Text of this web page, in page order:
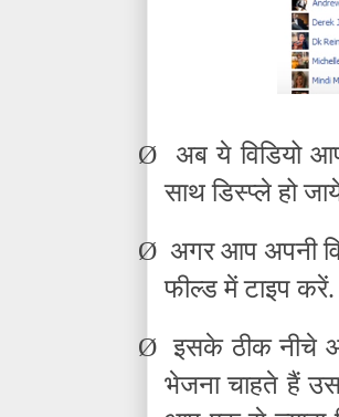
Ø अब ये विडियो
साथ डिस्प्ले हो
Ø अगर आप अपनी
फील्ड में टाइप करें.
Ø इसके ठीक नीचे
भेजना चाहते हैं